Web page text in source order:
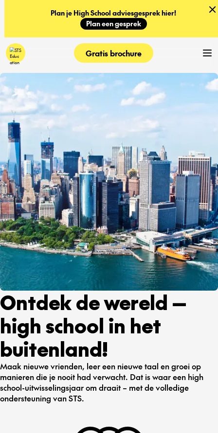
Plan je High School adviesgesprek hier!
Plan een gesprek
Gratis brochure
Ontdek de wereld —
high school in het
buitenland!
Maak nieuwe vrienden, leer een nieuwe taal en groei op
manieren die je nooit had verwacht. Dat is waar een high
school-uitwisselingsjaar om draait – met de volledige
ondersteuning van STS.